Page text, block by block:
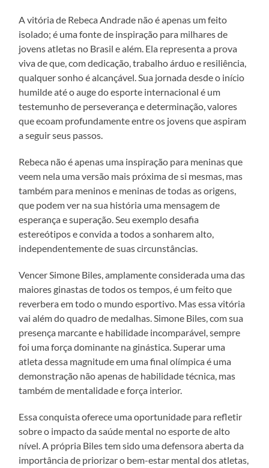
A vitória de Rebeca Andrade não é apenas um feito
isolado; é uma fonte de inspiração para milhares de
jovens atletas no Brasil e além. Ela representa a prova
viva de que, com dedicação, trabalho árduo e resiliência,
qualquer sonho é alcançável. Sua jornada desde o início
humilde até o auge do esporte internacional é um
testemunho de perseverança e determinação, valores
que ecoam profundamente entre os jovens que aspiram
a seguir seus passos.
Rebeca não é apenas uma inspiração para meninas que
veem nela uma versão mais próxima de si mesmas, mas
também para meninos e meninas de todas as origens,
que podem ver na sua história uma mensagem de
esperança e superação. Seu exemplo desafia
estereótipos e convida a todos a sonharem alto,
independentemente de suas circunstâncias.
Vencer Simone Biles, amplamente considerada uma das
maiores ginastas de todos os tempos, é um feito que
reverbera em todo o mundo esportivo. Mas essa vitória
vai além do quadro de medalhas. Simone Biles, com sua
presença marcante e habilidade incomparável, sempre
foi uma força dominante na ginástica. Superar uma
atleta dessa magnitude em uma final olímpica é uma
demonstração não apenas de habilidade técnica, mas
também de mentalidade e força interior.
Essa conquista oferece uma oportunidade para refletir
sobre o impacto da saúde mental no esporte de alto
nível. A própria Biles tem sido uma defensora aberta da
importância de priorizar o bem-estar mental dos atletas,